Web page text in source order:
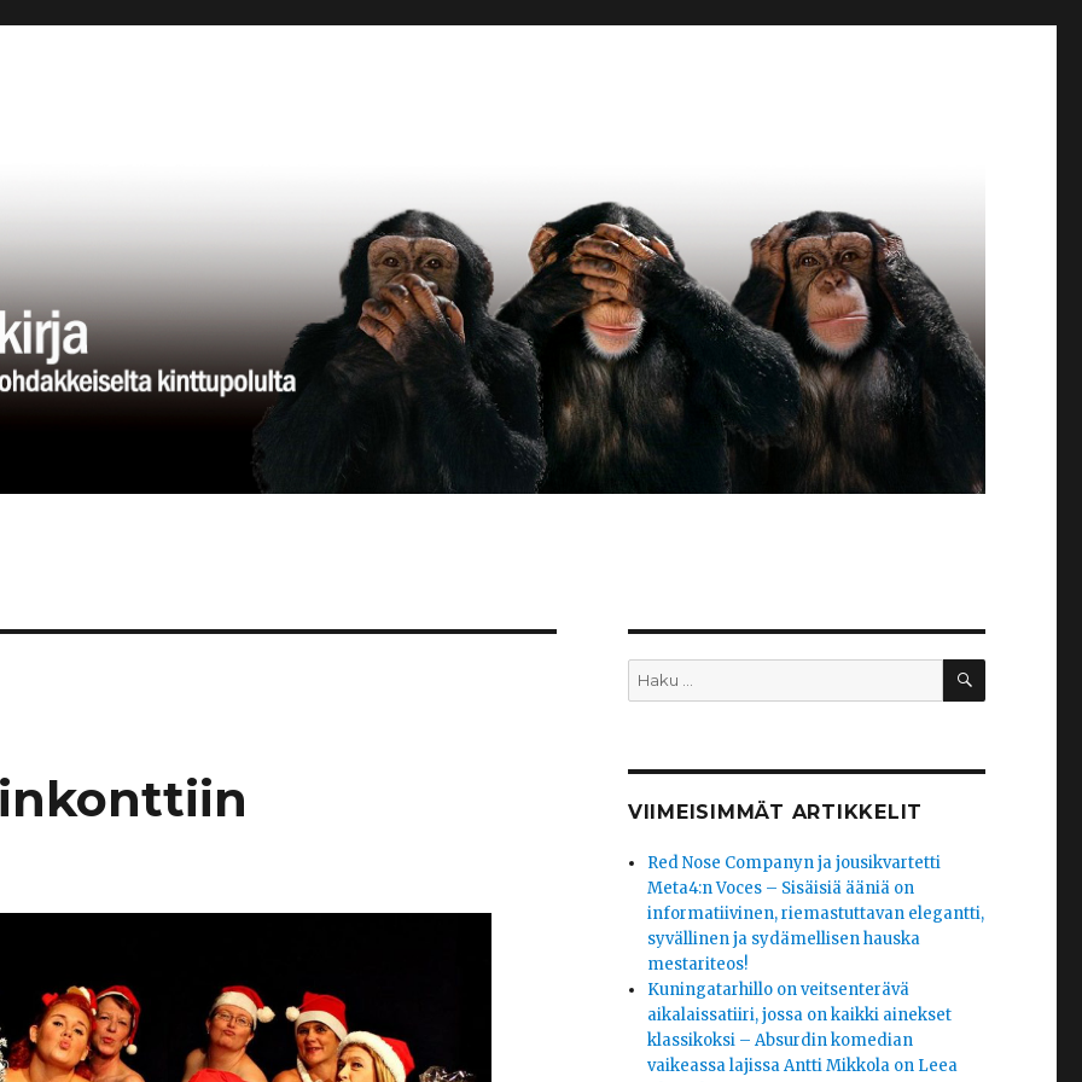
Etsi: HAKU
VIIMEISIMMÄT ARTIKKELIT
Red Nose Companyn ja jousikvartetti
Meta4:n Voces – Sisäisiä ääniä on
informatiivinen, riemastuttavan elegantti,
syvällinen ja sydämellisen hauska
mestariteos!
Kuningatarhillo on veitsenterävä
aikalaissatiiri, jossa on kaikki ainekset
klassikoksi – Absurdin komedian
vaikeassa lajissa Antti Mikkola on Leea